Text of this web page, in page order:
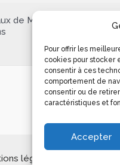
Pour offrir les
cookies pour stocker
consentir à ces
comportement de
consentir ou de
caractéristiques et
Accepter
de Maîtres
légales